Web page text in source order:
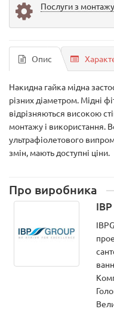
Послуги з монтажу
Опис
Накидна гайка мідна
різних діаметром. Мідні
відрізняються високою
монтажу і використання.
ультрафіолетового
змін, мають доступні ціни.
Про виробника